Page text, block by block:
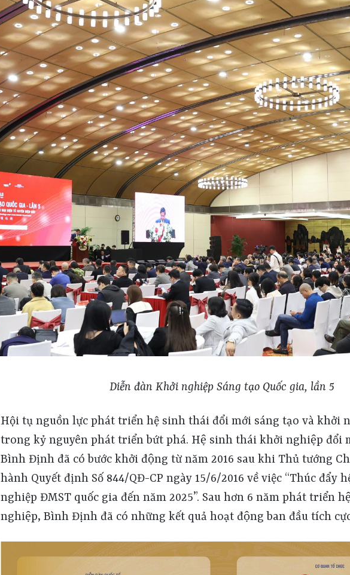
Diễn đàn Khởi nghiệp Sáng tạo Quốc gia, lần 5
Hội tụ nguồn lực phát triển hệ sinh thái đổi mới sáng tạo và khởi
trong kỷ nguyên phát triển bứt phá. Hệ sinh thái khởi nghiệp đổi
Bình Định đã có bước khởi động từ năm 2016 sau khi Thủ tướng
hành Quyết định Số 844/QĐ-CP ngày 15/6/2016 về việc “Thúc đẩy
nghiệp ĐMST quốc gia đến năm 2025”. Sau hơn 6 năm phát triển
nghiệp, Bình Định đã có những kết quả hoạt động ban đầu tích